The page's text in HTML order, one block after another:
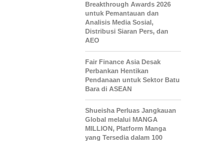
Breakthrough Awards 2026
untuk Pemantauan dan
Analisis Media Sosial,
Distribusi Siaran Pers, dan
AEO
Fair Finance Asia Desak
Perbankan Hentikan
Pendanaan untuk Sektor Batu
Bara di ASEAN
Shueisha Perluas Jangkauan
Global melalui MANGA
MILLION, Platform Manga
yang Tersedia dalam 100